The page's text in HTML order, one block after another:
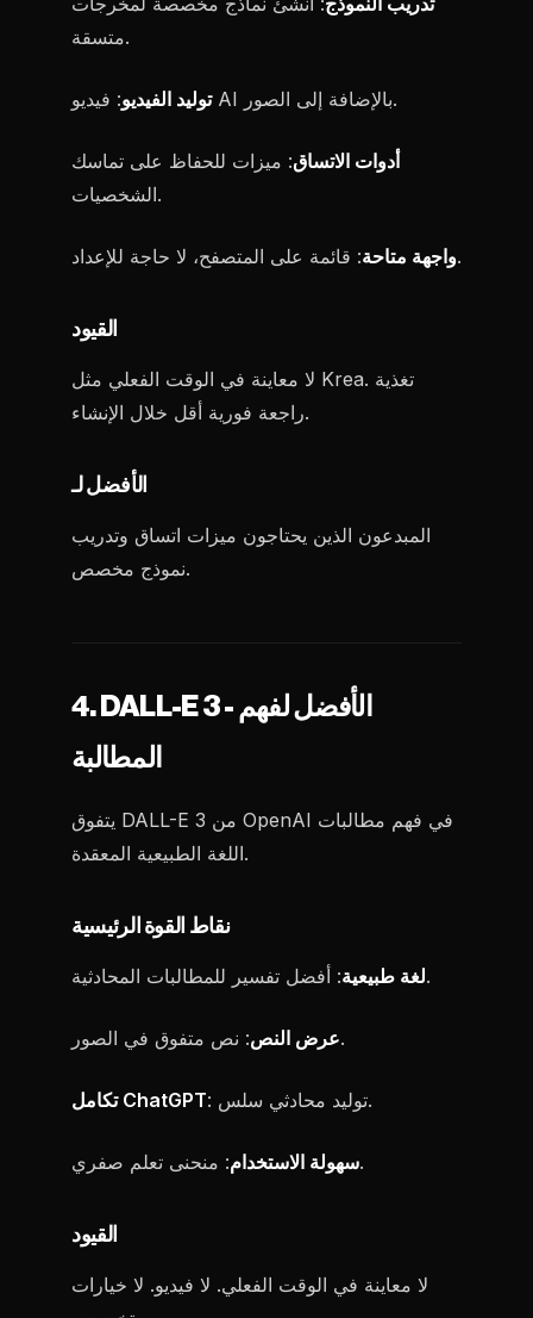
متسقة.
توليد الفيديو : فيديو AI بالإضافة إلى الصور.
أدوات الاتساق: ميزات للحفاظ على تماسك
الشخصيات.
واجهة متاحة: قائمة على المتصفح، لا حاجة للإعداد.
القيود
لا معاينة في الوقت الفعلي مثل Krea. تغذية
راجعة فورية أقل خلال الإنشاء.
الأفضل لـ
المبدعون الذين يحتاجون ميزات اتساق وتدريب
نموذج مخصص.
4. DALL-E 3 - الأفضل لفهم
المطالبة
يتفوق DALL-E 3 من OpenAI في فهم مطالبات
اللغة الطبيعية المعقدة.
نقاط القوة الرئيسية
لغة طبيعية: أفضل تفسير للمطالبات المحادثية.
عرض النص: نص متفوق في الصور.
تكامل ChatGPT : توليد محادثي سلس.
سهولة الاستخدام: منحنى تعلم صفري.
القيود
لا معاينة في الوقت الفعلي. لا فيديو. لا خيارات